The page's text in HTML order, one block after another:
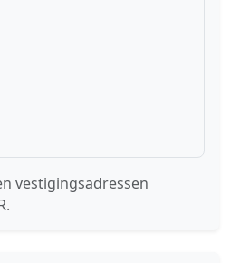
vestigingsadressen